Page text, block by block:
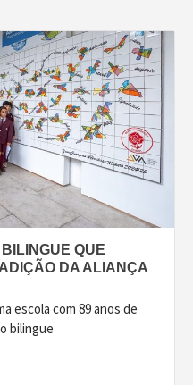
QUE
DA ALIANÇA
escola com 89 anos de
bilingue